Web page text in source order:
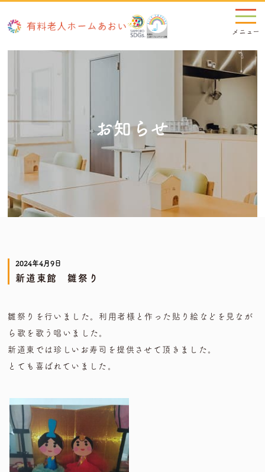
お知らせ
2024年4月9日
新道東館 雛祭り
雛祭りを行いました。利用者様と作った貼り絵などを見なが
ら歌を歌う唱いました。
新道東では珍しいお寿司を提供させて頂きました。
とても喜ばれていました。